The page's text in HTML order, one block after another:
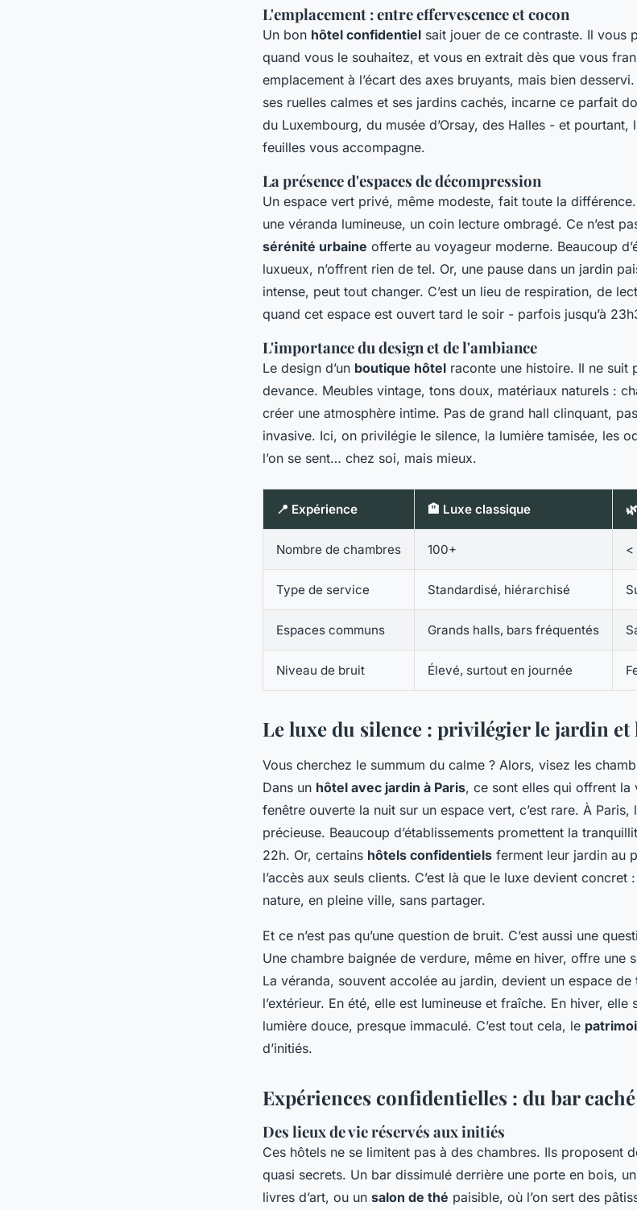
L'emplacement : entre effervescence et cocon
Un bon hôtel confidentiel sait jouer de ce contraste. Il vous
quand vous le souhaitez, et vous en extrait dès que vous
emplacement à l’écart des axes bruyants, mais bien
ses ruelles calmes et ses jardins cachés, incarne ce parfait
du Luxembourg, du musée d’Orsay, des Halles - et pourtant,
feuilles vous accompagne.
La présence d'espaces de décompression
Un espace vert privé, même modeste, fait toute la
une véranda lumineuse, un coin lecture ombragé. Ce n’est
sérénité urbaine offerte au voyageur moderne. Beaucoup
luxueux, n’offrent rien de tel. Or, une pause dans un jardin
intense, peut tout changer. C’est un lieu de respiration, de
quand cet espace est ouvert tard le soir - parfois jusqu’à
L'importance du design et de l'ambiance
Le design d’un boutique hôtel raconte une histoire. Il ne suit
devance. Meubles vintage, tons doux, matériaux naturels :
créer une atmosphère intime. Pas de grand hall clinquant,
invasive. Ici, on privilégie le silence, la lumière tamisée, les
l’on se sent… chez soi, mais mieux.
📍 Expérience 🏨 Luxe classique
Nombre de chambres 100+ <
Type de service Standardisé, hiérarchisé
Espaces communs Grands halls, bars fréquentés
Niveau de bruit Élevé, surtout en journée
Le luxe du silence : privilégier le jardin et
Vous cherchez le summum du calme ? Alors, visez les
Dans un hôtel avec jardin à Paris, ce sont elles qui offrent la
fenêtre ouverte la nuit sur un espace vert, c’est rare. À Paris,
précieuse. Beaucoup d’établissements promettent la
22h. Or, certains hôtels confidentiels ferment leur jardin au
l’accès aux seuls clients. C’est là que le luxe devient
nature, en pleine ville, sans partager.
Et ce n’est pas qu’une question de bruit. C’est aussi une
Une chambre baignée de verdure, même en hiver, offre une
La véranda, souvent accolée au jardin, devient un espace de
l’extérieur. En été, elle est lumineuse et fraîche. En hiver,
lumière douce, presque immaculé. C’est tout cela, le
d’initiés.
Expériences confidentielles : du bar
Des lieux de vie réservés aux initiés
Ces hôtels ne se limitent pas à des chambres. Ils proposent
quasi secrets. Un bar dissimulé derrière une porte en bois,
livres d’art, ou un salon de thé paisible, où l’on sert des